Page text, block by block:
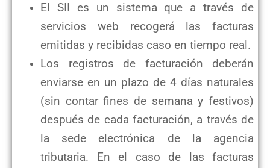
El SII es un sistema que a través de
servicios web recogerá las facturas
emitidas y recibidas caso en tiempo real.
Los registros de facturación deberán
enviarse en un plazo de 4 días naturales
(sin contar fines de semana y festivos)
después de cada facturación, a través de
la sede electrónica de la agencia
tributaria. En el caso de las facturas